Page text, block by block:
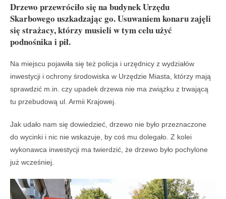
Drzewo przewróciło się na budynek Urzędu
Skarbowego uszkadzając go. Usuwaniem konaru zajęli
się strażacy, którzy musieli w tym celu użyć
podnośnika i pił.
Na miejscu pojawiła się też policja i urzędnicy z wydziałów
inwestycji i ochrony środowiska w Urzędzie Miasta, którzy mają
sprawdzić m.in. czy upadek drzewa nie ma związku z trwającą
tu przebudową ul. Armii Krajowej.
Jak udało nam się dowiedzieć, drzewo nie było przeznaczone
do wycinki i nic nie wskazuje, by coś mu dolegało. Z kolei
wykonawca inwestycji ma twierdzić, że drzewo było pochylone
już wcześniej.